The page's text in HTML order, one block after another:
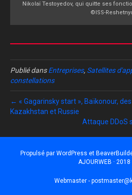
Nikolaï Testoyedov, qui quitte ses
©ISS-
Publié dansEntreprises, Satellites
constellations
← « Gagarinsky start », Baïkonour,
Kazakhstan et Russie
Attaque DDoS
Propulsé par WordPress et
AJOURWEB · 2018
Webmaster -